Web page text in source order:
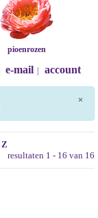
pioenrozen
e-mail account
×
Z
resultaten 1 - 16 van 16